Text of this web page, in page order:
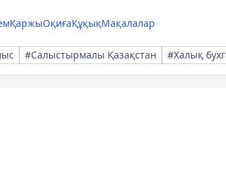
ҚаржыОқиғаҚұқықМақалалар
#Салыстырмалы Қазақстан #Халық